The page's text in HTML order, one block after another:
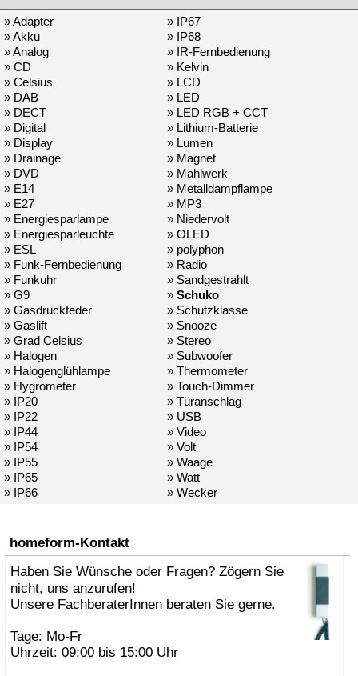
» Adapter
» Akku
» Analog
» CD
» Celsius
» DAB
» DECT
» Digital
» Display
» Drainage
» DVD
» E14
» E27
» Energiesparlampe
» Energiesparleuchte
» ESL
» Funk-Fernbedienung
» Funkuhr
» G9
» Gasdruckfeder
» Gaslift
» Grad Celsius
» Halogen
» Halogenglühlampe
» Hygrometer
» IP20
» IP22
» IP44
» IP54
» IP55
» IP65
» IP66
» IP67
» IP68
» IR-Fernbedienung
» Kelvin
» LCD
» LED
» LED RGB + CCT
» Lithium-Batterie
» Lumen
» Magnet
» Mahlwerk
» Metalldampflampe
» MP3
» Niedervolt
» OLED
» polyphon
» Radio
» Sandgestrahlt
» Schuko
» Schutzklasse
» Snooze
» Stereo
» Subwoofer
» Thermometer
» Touch-Dimmer
» Türanschlag
» USB
» Video
» Volt
» Waage
» Watt
» Wecker
homeform-Kontakt
Haben Sie Wünsche oder Fragen? Zögern Sie
nicht, uns anzurufen!
Unsere FachberaterInnen beraten Sie gerne.
Tage: Mo-Fr
Uhrzeit: 09:00 bis 15:00 Uhr